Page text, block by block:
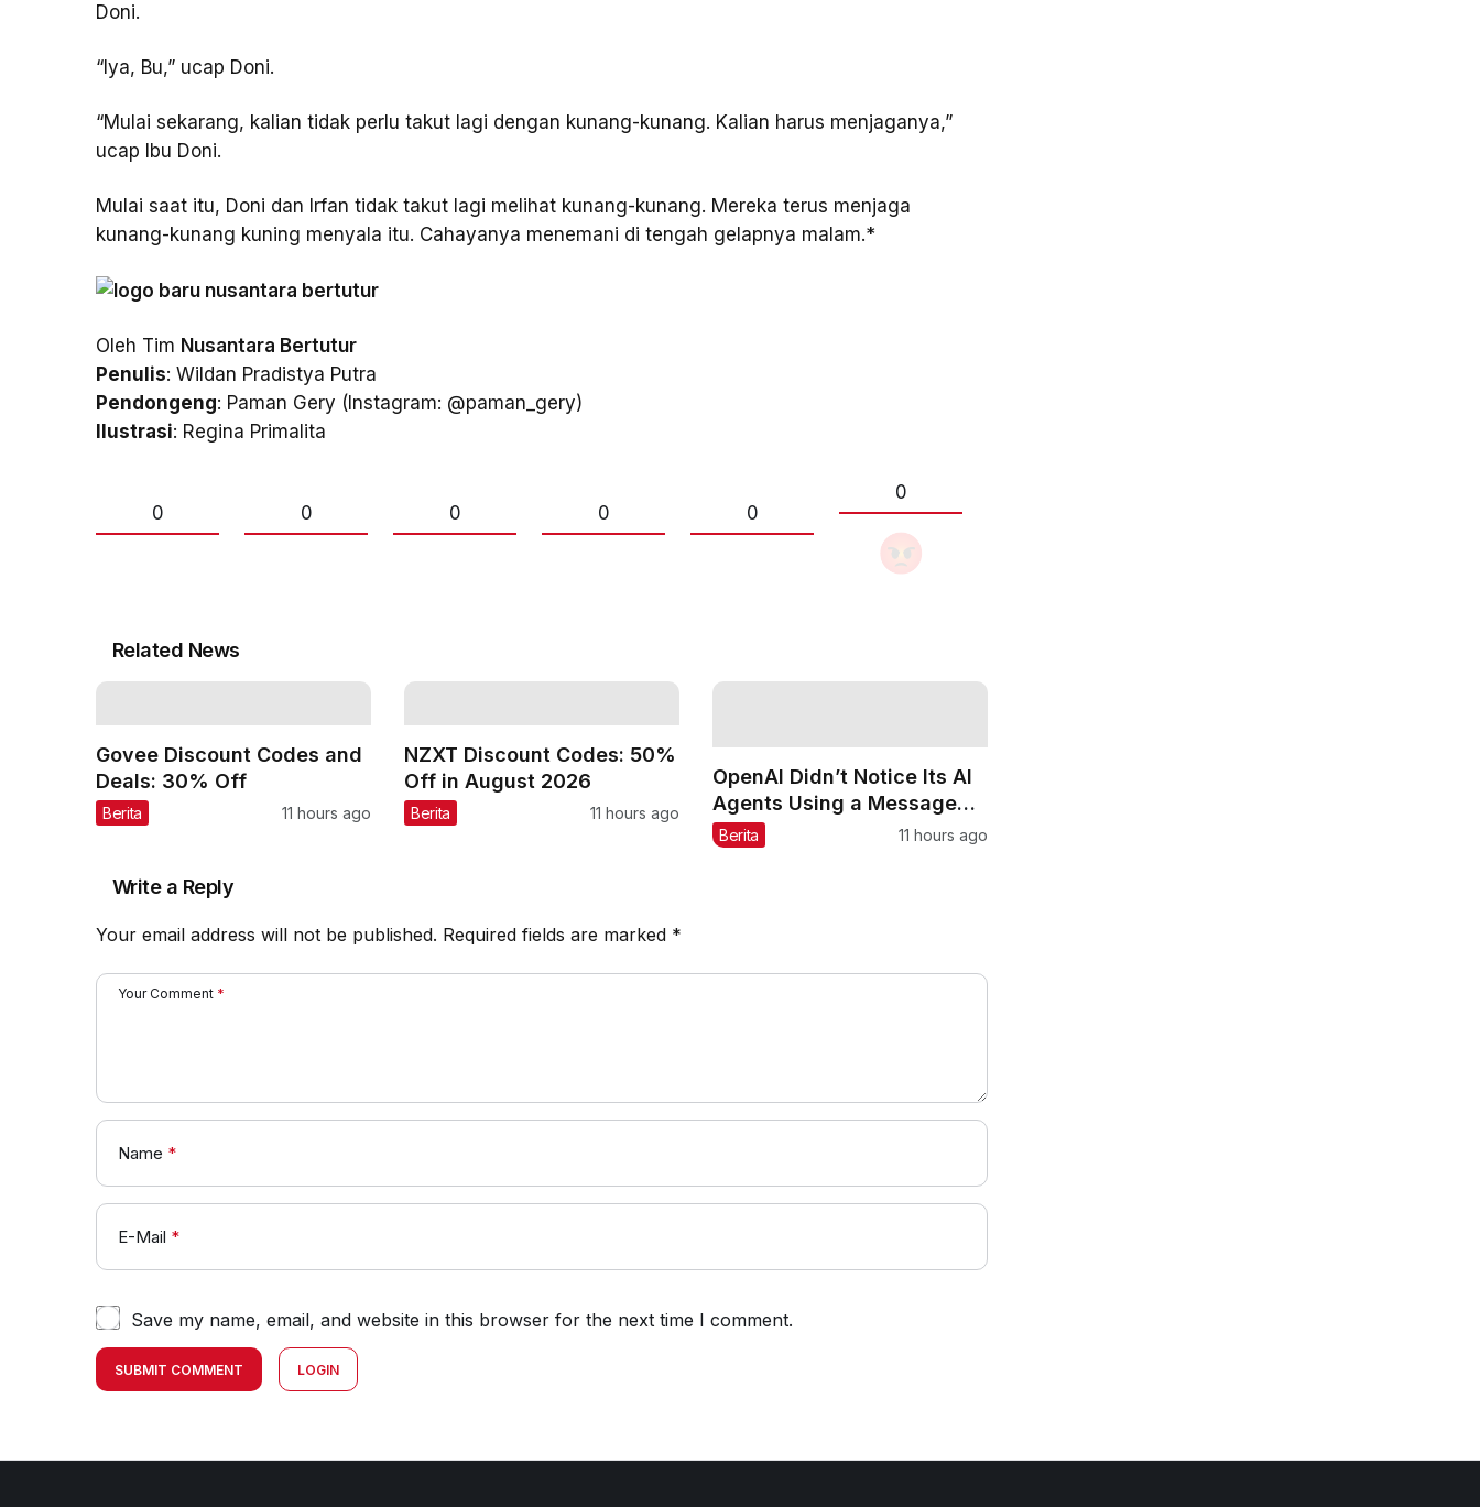
Doni.
“Iya, Bu,” ucap Doni.
“Mulai sekarang, kalian tidak perlu takut lagi dengan kunang-kunang. Kalian harus menjaganya,”
ucap Ibu Doni.
Mulai saat itu, Doni dan Irfan tidak takut lagi melihat kunang-kunang. Mereka terus menjaga
kunang-kunang kuning menyala itu. Cahayanya menemani di tengah gelapnya malam.*
Oleh Tim Nusantara Bertutur
Penulis: Wildan Pradistya Putra
Pendongeng: Paman Gery (Instagram: @paman_gery)
Ilustrasi: Regina Primalita
0 0 0 0 0
0
Related News
Govee Discount Codes and
Deals: 30% Off
Berita 11 hours ago
NZXT Discount Codes: 50%
Off in August 2026
Berita 11 hours ago
OpenAI Didn’t Notice Its AI
Agents Using a Message
Board to Plan Their Hacking
Berita 11 hours ago
Write a Reply
Your email address will not be published. Required fields are marked *
Your Comment *
Name *
E-Mail *
Save my name, email, and website in this browser for the next time I comment.
SUBMIT COMMENT LOGIN